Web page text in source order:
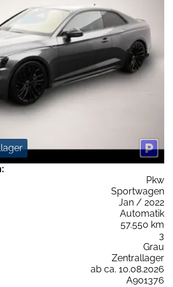
Pkw
Sportwagen
Jan / 2022
Automatik
57.550 km
3
Grau
Zentrallager
ab ca. 10.08.2026
A901376